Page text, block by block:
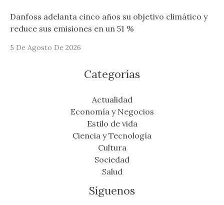
Danfoss adelanta cinco años su objetivo climático y
reduce sus emisiones en un 51 %
5 De Agosto De 2026
Categorías
Actualidad
Economía y Negocios
Estilo de vida
Ciencia y Tecnología
Cultura
Sociedad
Salud
Síguenos